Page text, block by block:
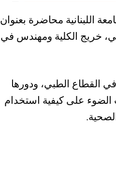
اللبنانية محاضرة بعنوان
خريج الكلية ومهندس في
القطاع الطبي، ودورها
على كيفية استخدام